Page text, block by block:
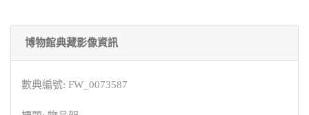
博物館典藏影像資訊
數典編號: FW_0073587